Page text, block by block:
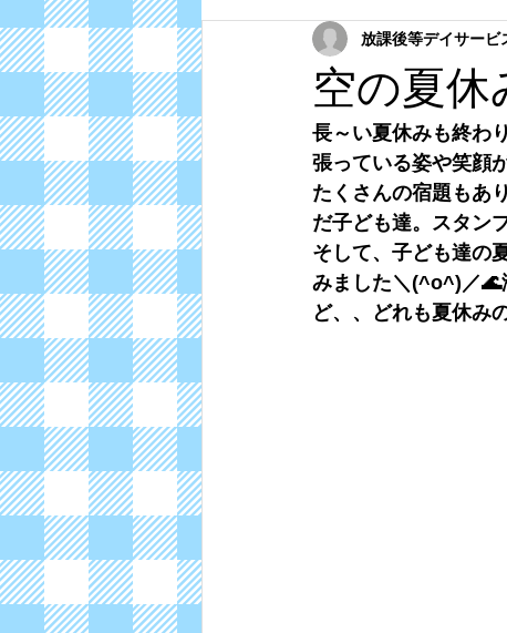
空の夏休
放課後等デイサー
長～い夏休みも終わ
張っている姿や笑顔
たくさんの宿題もあ
だ子ども達。スタン
そして、子ども達の
みました＼(^o^)／🌊
ど、、どれも夏休み